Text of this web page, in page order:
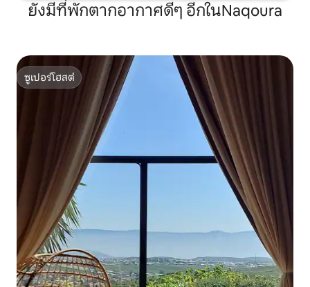
ยังมีที่พักตากอากาศดีๆ อีกในNaqoura
ซูเปอร์โฮสต์
ซูเปอร์โฮสต์